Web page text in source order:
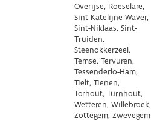
Overijse, Roeselare,
Sint-Katelijne-Waver,
Sint-Niklaas, Sint-
Truiden,
Steenokkerzeel,
Temse, Tervuren,
Tessenderlo-Ham,
Tielt, Tienen,
Torhout, Turnhout,
Wetteren, Willebroek,
Zottegem, Zwevegem